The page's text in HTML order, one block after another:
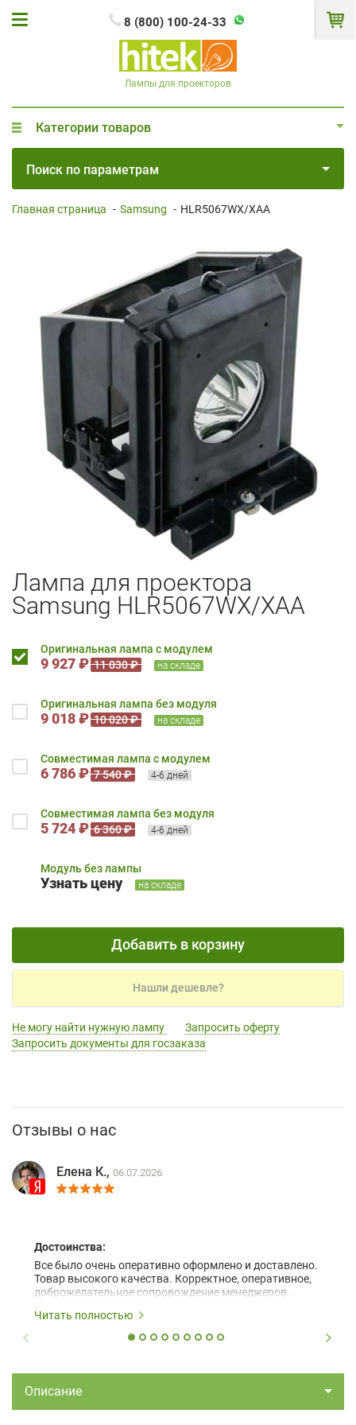
8 (800) 100-24-33
Лампы для проекторов
Категории товаров
Поиск по параметрам
Главная страница - Samsung - HLR5067WX/XAA
Лампа для проектора
Samsung HLR5067WX/XAA
Оригинальная лампа с модулем
9 927 ₽ 11 030 ₽ на складе
Оригинальная лампа без модуля
9 018 ₽ 10 020 ₽ на складе
Совместимая лампа с модулем
6 786 ₽ 7 540 ₽ 4-6 дней
Совместимая лампа без модуля
5 724 ₽ 6 360 ₽ 4-6 дней
Модуль без лампы
Узнать цену на складе
Добавить в корзину
Нашли дешевле?
Не могу найти нужную лампу
Запросить оферту
Запросить документы для госзаказа
Отзывы о нас
Елена К., 06.07.2026
Достоинства:
Все было очень оперативно оформлено и доставлено.
Товар высокого качества. Корректное, оперативное,
доброжелательное сопровождение менеджеров.
Читать полностью
Описание